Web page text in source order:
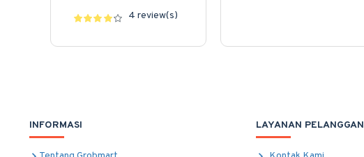
4 review(s)
INFORMASI LAYANAN PELANGGAN